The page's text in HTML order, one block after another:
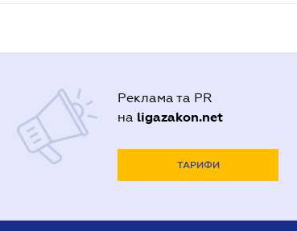
Реклама та PR
на ligazakon.net
ТАРИФИ